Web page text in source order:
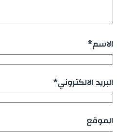
الاسم*
البريد الالكتروني*
الموقع